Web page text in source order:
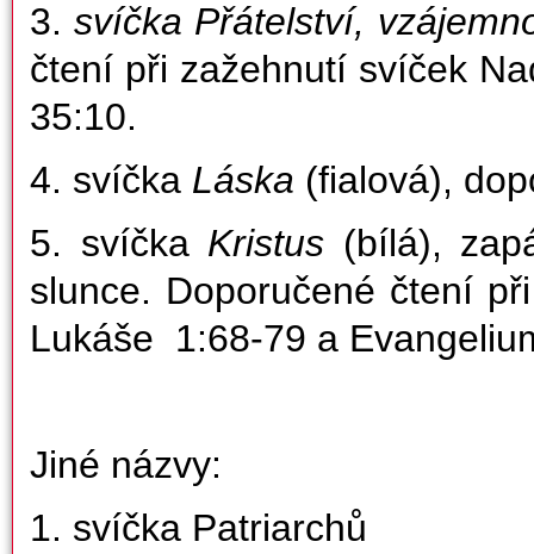
3.svíčka Přátelství,
čtení při zažehnutí svíček
35:10.
4. svíčka Láska (fialová),
5. svíčkaKristus (bílá),
slunce. Doporučené čtení
Lukáše 1:68-79 a
Jiné názvy:
1. svíčka Patriarchů